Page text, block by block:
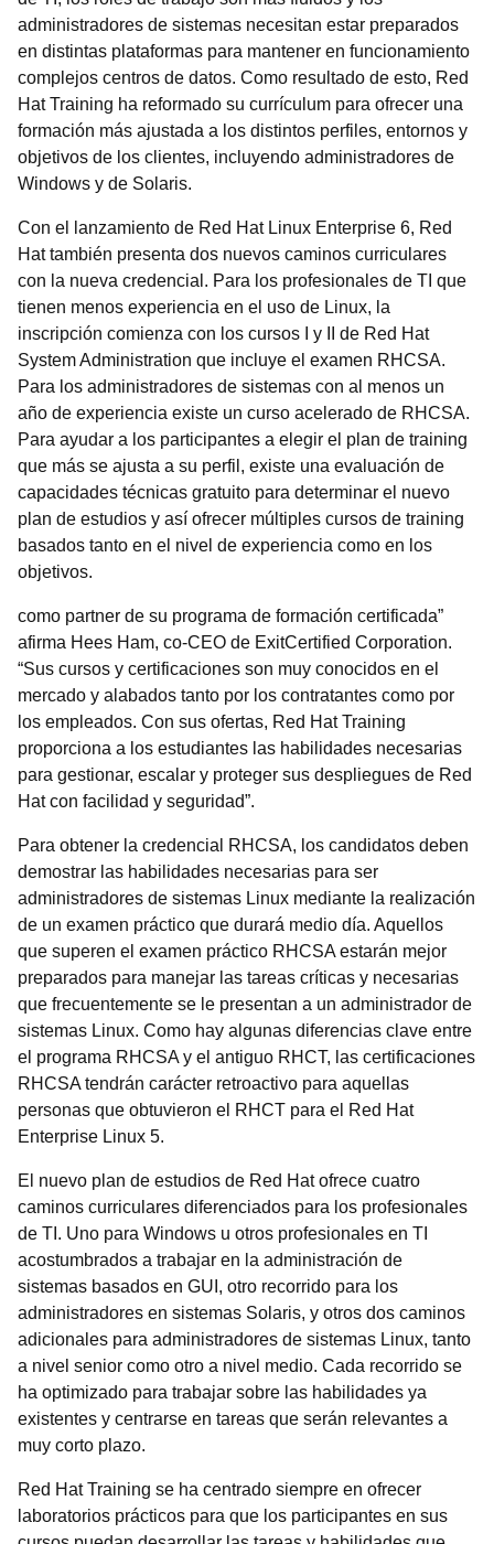
administradores de sistemas necesitan estar preparados
en distintas plataformas para mantener en funcionamiento
complejos centros de datos. Como resultado de esto, Red
Hat Training ha reformado su currículum para ofrecer una
formación más ajustada a los distintos perfiles, entornos y
objetivos de los clientes, incluyendo administradores de
Windows y de Solaris.
Con el lanzamiento de Red Hat Linux Enterprise 6, Red
Hat también presenta dos nuevos caminos curriculares
con la nueva credencial. Para los profesionales de TI que
tienen menos experiencia en el uso de Linux, la
inscripción comienza con los cursos I y II de Red Hat
System Administration que incluye el examen RHCSA.
Para los administradores de sistemas con al menos un
año de experiencia existe un curso acelerado de RHCSA.
Para ayudar a los participantes a elegir el plan de training
que más se ajusta a su perfil, existe una evaluación de
capacidades técnicas gratuito para determinar el nuevo
plan de estudios y así ofrecer múltiples cursos de training
basados tanto en el nivel de experiencia como en los
objetivos.
como partner de su programa de formación certificada”
afirma Hees Ham, co-CEO de ExitCertified Corporation.
“Sus cursos y certificaciones son muy conocidos en el
mercado y alabados tanto por los contratantes como por
los empleados. Con sus ofertas, Red Hat Training
proporciona a los estudiantes las habilidades necesarias
para gestionar, escalar y proteger sus despliegues de Red
Hat con facilidad y seguridad”.
Para obtener la credencial RHCSA, los candidatos deben
demostrar las habilidades necesarias para ser
administradores de sistemas Linux mediante la realización
de un examen práctico que durará medio día. Aquellos
que superen el examen práctico RHCSA estarán mejor
preparados para manejar las tareas críticas y necesarias
que frecuentemente se le presentan a un administrador de
sistemas Linux. Como hay algunas diferencias clave entre
el programa RHCSA y el antiguo RHCT, las certificaciones
RHCSA tendrán carácter retroactivo para aquellas
personas que obtuvieron el RHCT para el Red Hat
Enterprise Linux 5.
El nuevo plan de estudios de Red Hat ofrece cuatro
caminos curriculares diferenciados para los profesionales
de TI. Uno para Windows u otros profesionales en TI
acostumbrados a trabajar en la administración de
sistemas basados en GUI, otro recorrido para los
administradores en sistemas Solaris, y otros dos caminos
adicionales para administradores de sistemas Linux, tanto
a nivel senior como otro a nivel medio. Cada recorrido se
ha optimizado para trabajar sobre las habilidades ya
existentes y centrarse en tareas que serán relevantes a
muy corto plazo.
Red Hat Training se ha centrado siempre en ofrecer
laboratorios prácticos para que los participantes en sus